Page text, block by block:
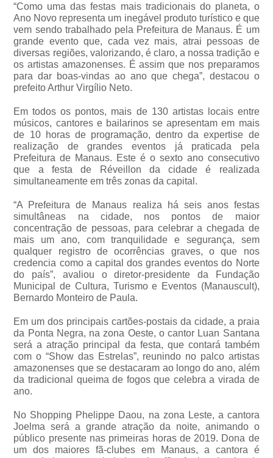
“Como uma das festas mais tradicionais do planeta, o
Ano Novo representa um inegável produto turístico e que
vem sendo trabalhado pela Prefeitura de Manaus. É um
grande evento que, cada vez mais, atrai pessoas de
diversas regiões, valorizando, é claro, a nossa tradição e
os artistas amazonenses. É assim que nos preparamos
para dar boas-vindas ao ano que chega”, destacou o
prefeito Arthur Virgílio Neto.
Em todos os pontos, mais de 130 artistas locais entre
músicos, cantores e bailarinos se apresentam em mais
de 10 horas de programação, dentro da expertise de
realização de grandes eventos já praticada pela
Prefeitura de Manaus. Este é o sexto ano consecutivo
que a festa de Réveillon da cidade é realizada
simultaneamente em três zonas da capital.
“A Prefeitura de Manaus realiza há seis anos festas
simultâneas na cidade, nos pontos de maior
concentração de pessoas, para celebrar a chegada de
mais um ano, com tranquilidade e segurança, sem
qualquer registro de ocorrências graves, o que nos
credencia como a capital dos grandes eventos do Norte
do país”, avaliou o diretor-presidente da Fundação
Municipal de Cultura, Turismo e Eventos (Manauscult),
Bernardo Monteiro de Paula.
Em um dos principais cartões-postais da cidade, a praia
da Ponta Negra, na zona Oeste, o cantor Luan Santana
será a atração principal da festa, que contará também
com o “Show das Estrelas”, reunindo no palco artistas
amazonenses que se destacaram ao longo do ano, além
da tradicional queima de fogos que celebra a virada de
ano.
No Shopping Phelippe Daou, na zona Leste, a cantora
Joelma será a grande atração da noite, animando o
público presente nas primeiras horas de 2019. Dona de
um dos maiores fã-clubes em Manaus, a cantora é